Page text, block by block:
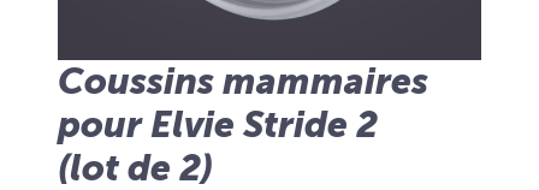
Coussins mammaires
pour Elvie Stride 2
(lot de 2)